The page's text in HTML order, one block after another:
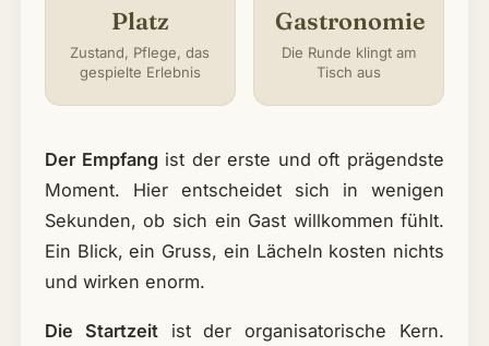
Platz
Zustand, Pflege, das
gespielte Erlebnis
Gastronomie
Die Runde klingt am
Tisch aus
Der Empfangist der erste und oft prägendste
Moment. Hier entscheidet sich in wenigen
Sekunden, ob sich ein Gast willkommen fühlt.
Ein Blick, ein Gruss, ein Lächeln kosten nichts
und wirken enorm.
Die Startzeitist der organisatorische Kern.